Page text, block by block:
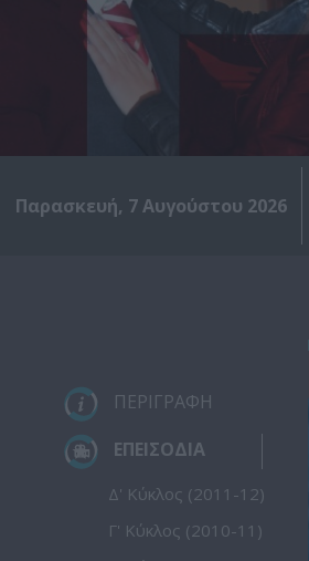
Παρασκευή, 7 Αυγούστου 2026
ΠΕΡΙΓΡΑΦΗ
ΕΠΕΙΣΟΔΙΑ
Δ' Κύκλος (2011-12)
Γ' Κύκλος (2010-11)